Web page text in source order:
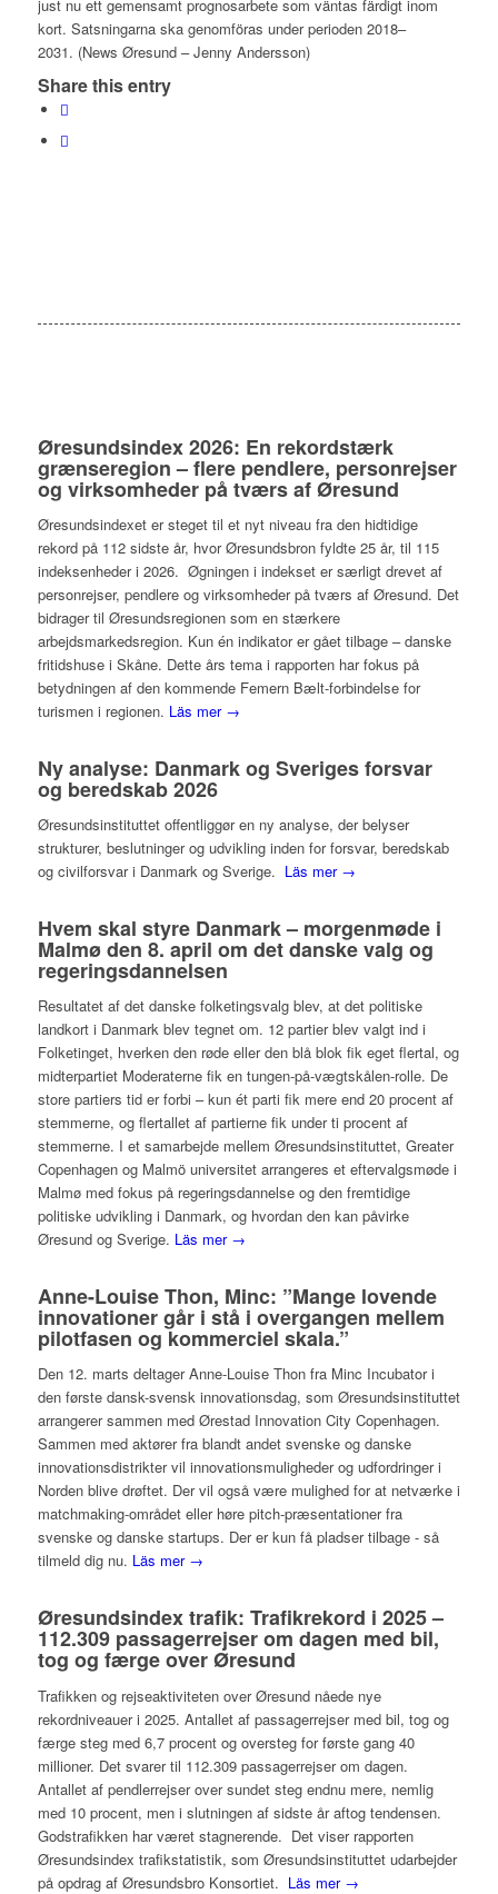
just nu ett gemensamt prognosarbete som väntas färdigt inom
kort. Satsningarna ska genomföras under perioden 2018–
2031. (News Øresund – Jenny Andersson)
Share this entry
Øresundsindex 2026: En rekordstærk
grænseregion – flere pendlere, personrejser
og virksomheder på tværs af Øresund
Øresundsindexet er steget til et nyt niveau fra den hidtidige
rekord på 112 sidste år, hvor Øresundsbron fyldte 25 år, til 115
indeksenheder i 2026. Øgningen i indekset er særligt drevet af
personrejser, pendlere og virksomheder på tværs af Øresund. Det
bidrager til Øresundsregionen som en stærkere
arbejdsmarkedsregion. Kun én indikator er gået tilbage – danske
fritidshuse i Skåne. Dette års tema i rapporten har fokus på
betydningen af den kommende Femern Bælt-forbindelse for
turismen i regionen. Läs mer →
Ny analyse: Danmark og Sveriges forsvar
og beredskab 2026
Øresundsinstituttet offentliggør en ny analyse, der belyser
strukturer, beslutninger og udvikling inden for forsvar, beredskab
og civilforsvar i Danmark og Sverige. Läs mer →
Hvem skal styre Danmark – morgenmøde i
Malmø den 8. april om det danske valg og
regeringsdannelsen
Resultatet af det danske folketingsvalg blev, at det politiske
landkort i Danmark blev tegnet om. 12 partier blev valgt ind i
Folketinget, hverken den røde eller den blå blok fik eget flertal, og
midterpartiet Moderaterne fik en tungen-på-vægtskålen-rolle. De
store partiers tid er forbi – kun ét parti fik mere end 20 procent af
stemmerne, og flertallet af partierne fik under ti procent af
stemmerne. I et samarbejde mellem Øresundsinstituttet, Greater
Copenhagen og Malmö universitet arrangeres et eftervalgsmøde i
Malmø med fokus på regeringsdannelse og den fremtidige
politiske udvikling i Danmark, og hvordan den kan påvirke
Øresund og Sverige. Läs mer →
Anne-Louise Thon, Minc: ”Mange lovende
innovationer går i stå i overgangen mellem
pilotfasen og kommerciel skala.”
Den 12. marts deltager Anne-Louise Thon fra Minc Incubator i
den første dansk-svensk innovationsdag, som Øresundsinstituttet
arrangerer sammen med Ørestad Innovation City Copenhagen.
Sammen med aktører fra blandt andet svenske og danske
innovationsdistrikter vil innovationsmuligheder og udfordringer i
Norden blive drøftet. Der vil også være mulighed for at netværke i
matchmaking-området eller høre pitch-præsentationer fra
svenske og danske startups. Der er kun få pladser tilbage - så
tilmeld dig nu. Läs mer →
Øresundsindex trafik: Trafikrekord i 2025 –
112.309 passagerrejser om dagen med bil,
tog og færge over Øresund
Trafikken og rejseaktiviteten over Øresund nåede nye
rekordniveauer i 2025. Antallet af passagerrejser med bil, tog og
færge steg med 6,7 procent og oversteg for første gang 40
millioner. Det svarer til 112.309 passagerrejser om dagen.
Antallet af pendlerrejser over sundet steg endnu mere, nemlig
med 10 procent, men i slutningen af sidste år aftog tendensen.
Godstrafikken har været stagnerende. Det viser rapporten
Øresundsindex trafikstatistik, som Øresundsinstituttet udarbejder
på opdrag af Øresundsbro Konsortiet. Läs mer →